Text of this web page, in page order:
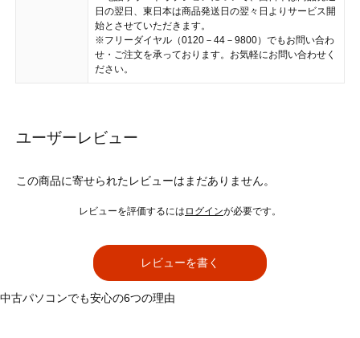
日の翌日、東日本は商品発送日の翌々日よりサービス開
始とさせていただきます。
※フリーダイヤル（0120－44－9800）でもお問い合わ
せ・ご注文を承っております。お気軽にお問い合わせく
ださい。
ユーザーレビュー
この商品に寄せられたレビューはまだありません。
レビューを評価するには ログインが必要です。
レビューを書く
中古パソコンでも安心の6つの理由